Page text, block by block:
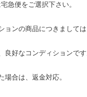
急便をご選択下さい。
ョンの商品につきまして
好なコンディションです
合は、返金対応。